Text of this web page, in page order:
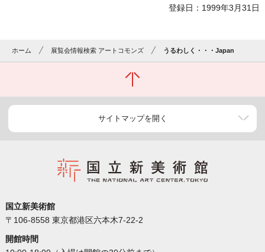
登録日：1999年3月31日
ホーム 展覧会情報検索 アートコモンズ うるわしく・・・Japan
サイトマップを開く
国立新美術館
〒106-8558 東京都港区六本木7-22-2
開館時間